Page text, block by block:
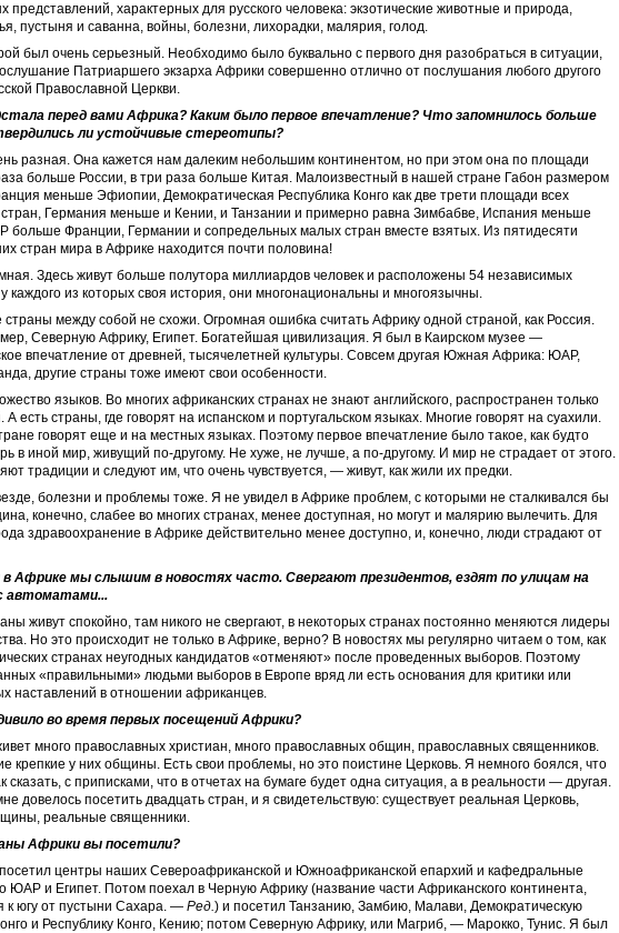
представлений, характерных для русского человека: экзотические животные и природа,
пустыня и саванна, войны, болезни, лихорадки, малярия, голод.
был очень серьезный. Необходимо было буквально с первого дня разобраться в ситуации,
Патриаршего экзарха Африки совершенно отлично от послушания любого другого
Православной Церкви.
перед вами Африка? Каким было первое впечатление? Что запомнилось больше
ли устойчивые стереотипы?
разная. Она кажется нам далеким небольшим континентом, но при этом она по площади
больше России, в три раза больше Китая. Малоизвестный в нашей стране Габон размером
меньше Эфиопии, Демократическая Республика Конго как две трети площади всех
стран, Германия меньше и Кении, и Танзании и примерно равна Зимбабве, Испания меньше
больше Франции, Германии и сопредельных малых стран вместе взятых. Из пятидесяти
стран мира в Африке находится почти половина!
Здесь живут больше полутора миллиардов человек и расположены 54 независимых
у каждого из которых своя история, они многонациональны и многоязычны.
страны между собой не схожи. Огромная ошибка считать Африку одной страной, как Россия.
Северную Африку, Египет. Богатейшая цивилизация. Я был в Каирском музее —
впечатление от древней, тысячелетней культуры. Совсем другая Южная Африка: ЮАР,
другие страны тоже имеют свои особенности.
языков. Во многих африканских странах не знают английского, распространен только
А есть страны, где говорят на испанском и португальском языках. Многие говорят на суахили.
говорят еще и на местных ­языках. ­Поэтому первое впечатление было такое, как будто
в иной мир, живущий по-другому. Не хуже, не лучше, а по-другому. И мир не страдает от этого.
традиции и следуют им, что очень чувствуется, — живут, как жили их предки.
болезни и проблемы тоже. Я не увидел в Африке проблем, с которыми не сталкивался бы
конечно, слабее во многих странах, менее доступная, но могут и малярию вылечить. Для
здравоохранение в Африке действительно менее доступно, и, конечно, люди страдают от
в Африке мы слышим в новостях часто. Свергают президентов, ездят по улицам на
автоматами...
живут спокойно, там никого не свергают, в некоторых странах постоянно меняются лидеры
Но это происходит не только в Африке, верно? В новостях мы регулярно читаем о том, как
странах неугодных кандидатов «отменяют» после проведенных выборов. Поэтому
«правильными» людьми выборов в Европе вряд ли есть основания для критики или
наставлений в отношении африканцев.
во время первых посещений Африки?
много православных христиан, много православных общин, православных священников.
крепкие у них общины. Есть свои проблемы, но это поистине Церковь. Я немного боялся, что
сказать, с приписками, что в отчетах на бумаге будет одна ситуация, а в реальности — другая.
довелось посетить двадцать стран, и я свидетельствую: существует реальная Церковь,
реальные священники.
Африки вы посетили?
центры наших Североафриканской и Южноафриканской епархий и кафедральные
ЮАР и Египет. Потом поехал в Черную Африку (название части Африканского континента,
к югу от пустыни Сахара. — Ред.) и посетил Танзанию, Замбию, Малави, Демократическую
и Республику Конго, Кению; потом Северную Африку, или Магриб, — Марокко, Тунис. Я был